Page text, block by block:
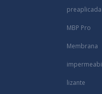
preaplicada
MBP Pro
Membrana
impermeabi
lizante